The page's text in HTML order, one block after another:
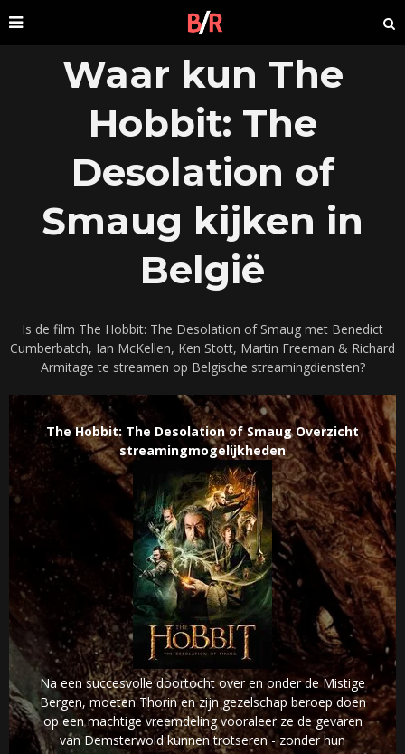
Waar kun The
Hobbit: The
Desolation of
Smaug kijken in
België
Is de film The Hobbit: The Desolation of Smaug met Benedict
Cumberbatch, Ian McKellen, Ken Stott, Martin Freeman & Richard
Armitage te streamen op Belgische streamingdiensten?
The Hobbit: The Desolation of Smaug Overzicht
streamingmogelijkheden
Na een succesvolle doortocht over en onder de Mistige
Bergen, moeten Thorin en zijn gezelschap beroep doen
op een machtige vreemdeling vooraleer ze de gevaren
van Demsterwold kunnen trotseren - zonder hun